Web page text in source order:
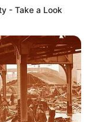
- Take a Look